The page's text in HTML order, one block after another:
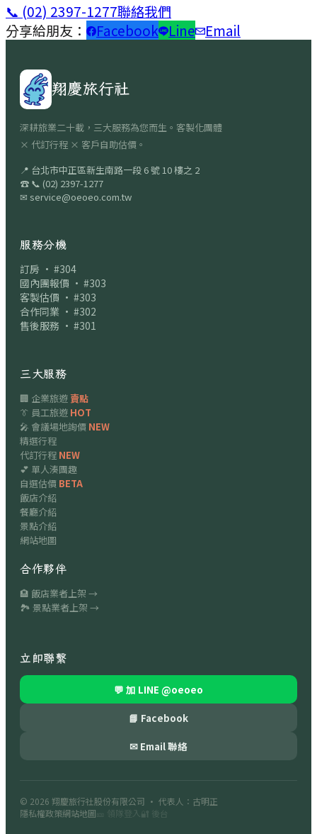
📞 (02) 2397-1277聯絡我們
分享給朋友：
Facebook Line Email
翔慶旅行社
深耕旅業二十載，三大服務為您而生。客製化團體
× 代訂行程 × 客戶自助估價。
📍 台北市中正區新生南路一段 6 號 10 樓之 2
☎ 📞 (02) 2397-1277
✉ service@oeoeo.com.tw
服務分機
訂房 · #304
國內團報價 · #303
客製估價 · #303
合作同業 · #302
售後服務 · #301
三大服務
🏢 企業旅遊賣點
👔 員工旅遊 HOT
🎤 會議場地詢價 NEW
精選行程
代訂行程 NEW
💕 單人湊團趣
自選估價 BETA
飯店介紹
餐廳介紹
景點介紹
網站地圖
合作夥伴
🏨 飯店業者上架 →
🏞 景點業者上架 →
立即聯繫
💬 加 LINE @oeoeo
📘 Facebook
✉ Email 聯絡
© 2026 翔慶旅行社股份有限公司 · 代表人：古明正
隱私權政策網站地圖 🎫 領隊登入 🔐 後台